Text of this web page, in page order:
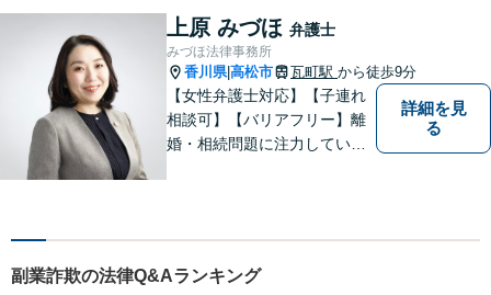
上原 みづほ 弁護士
みづほ法律事務所
香川県|高松市 瓦町駅 から徒歩9分
【女性弁護士対応】【子連れ
相談可】【バリアフリー】離
婚・相続問題に注力していま
詳細を見
る
副業詐欺の法律Q&Aランキング